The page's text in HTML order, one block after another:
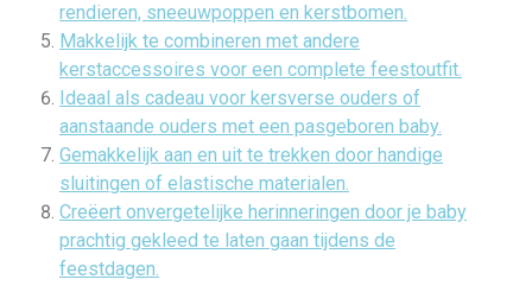
rendieren, sneeuwpoppen en kerstbomen.
Makkelijk te combineren met andere
kerstaccessoires voor een complete feestoutfit.
Ideaal als cadeau voor kersverse ouders of
aanstaande ouders met een pasgeboren baby.
Gemakkelijk aan en uit te trekken door handige
sluitingen of elastische materialen.
Creëert onvergetelijke herinneringen door je baby
prachtig gekleed te laten gaan tijdens de
feestdagen.